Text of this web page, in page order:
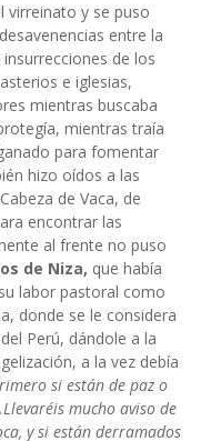
virreinato y se puso
entre la
de los
e iglesias,
mientras buscaba
mientras traía
para fomentar
hizo oídos a las
de Vaca, de
encontrar las
al frente no puso
de Niza, que había
labor pastoral como
donde se le considera
Perú, dándole a la
a la vez debía
si están de paz o
mucho aviso de
y si están derramados